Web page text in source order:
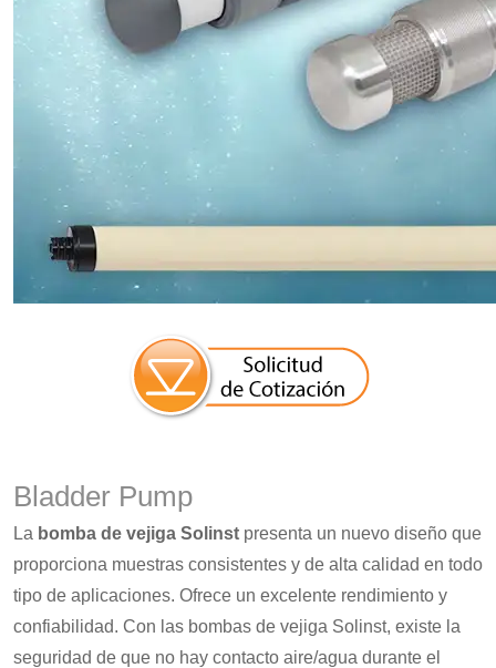
Bladder Pump
La bomba de vejiga Solinst presenta un nuevo diseño que
proporciona muestras consistentes y de alta calidad en todo
tipo de aplicaciones. Ofrece un excelente rendimiento y
confiabilidad. Con las bombas de vejiga Solinst, existe la
seguridad de que no hay contacto aire/agua durante el